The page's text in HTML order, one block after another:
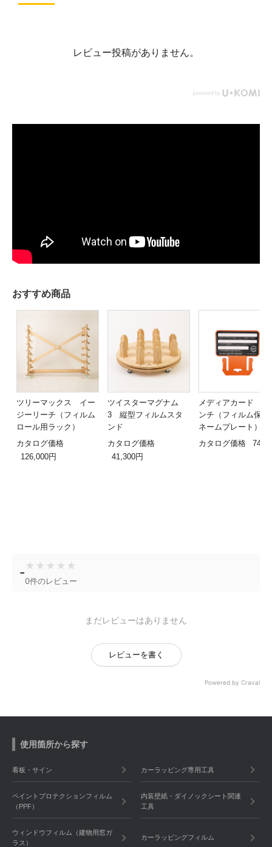
レビュー投稿がありません。
おすすめ商品
ツリーマックス イー
ジーリーチ（フィルム
ロール用ラック）
カタログ価格
126,000円
ツイスターマグナム
3 縦型フィルムスタ
ンド
カタログ価格
41,300円
メディアカード ３
ンチ（フィルム保管
ネームプレート）
カタログ価格
740
- ★ ★ ★ ★ ★
0件のレビュー
まだレビューはありません
レビューを書く
Powered by Craval
使用箇所から探す
看板・サイン カーラッピング専用工具
ペイントプロテクションフィルム
（PPF）
内装壁紙・ダイノックシート関連
工具
ウィンドウフィルム（建物用窓ガ
ラス）
カーラッピングフィルム